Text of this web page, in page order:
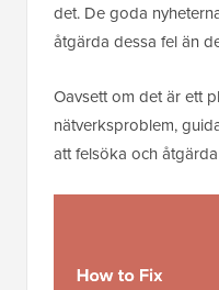
det. De goda
åtgärda dessa fel än
Oavsett om det är ett
nätverksproblem,
att felsöka och